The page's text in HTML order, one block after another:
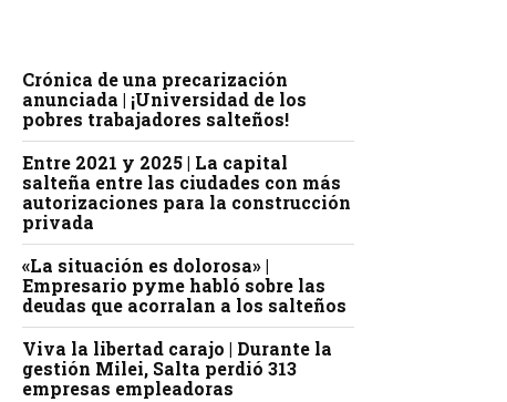
Crónica de una precarización
anunciada | ¡Universidad de los
pobres trabajadores salteños!
Entre 2021 y 2025 | La capital
salteña entre las ciudades con más
autorizaciones para la construcción
privada
«La situación es dolorosa» |
Empresario pyme habló sobre las
deudas que acorralan a los salteños
Viva la libertad carajo | Durante la
gestión Milei, Salta perdió 313
empresas empleadoras